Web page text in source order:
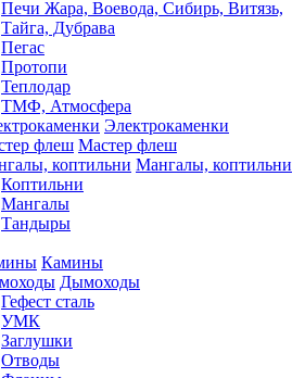
Печи Жара, Воевода, Сибирь, Витязь,
Тайга, Дубрава
Пегас
Протопи
Теплодар
ТМФ, Атмосфера
Электрокаменки
Мастер флеш
Мангалы, коптильни
Коптильни
Мангалы
Тандыры
Камины
Дымоходы
Гефест сталь
УМК
Заглушки
Отводы